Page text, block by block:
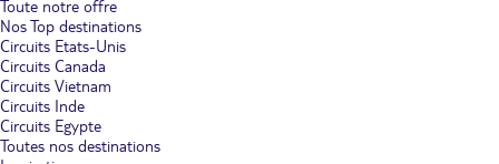
Toute notre offre
Nos Top destinations
Circuits Etats-Unis
Circuits Canada
Circuits Vietnam
Circuits Inde
Circuits Egypte
Toutes nos destinations